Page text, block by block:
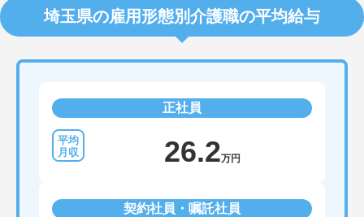
埼玉県の雇用形態別介護職の平均給与
正社員
26.2万円
契約社員・嘱託社員